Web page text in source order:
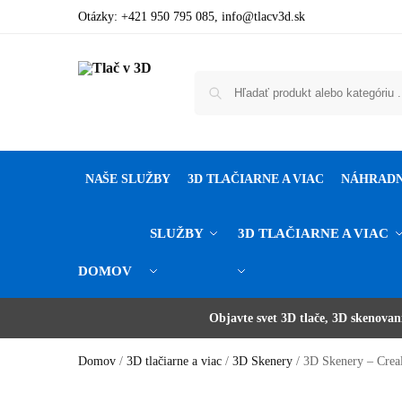
Otázky: +421 950 795 085, info@tlacv3d.sk
NAŠE SLUŽBY 3D TLAČIARNE A VIAC
DOMOV
SLUŽBY 3D TLAČIARNE A VIAC
Objavte svet 3D tlače, 3D
Zľava 1 % pri platbe
Potrebujete poradiť alebo ste
Domov / 3D tlačiarne a viac / 3D Skenery / 3D Skenery –